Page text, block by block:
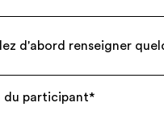
d'abord renseigner
du participant*